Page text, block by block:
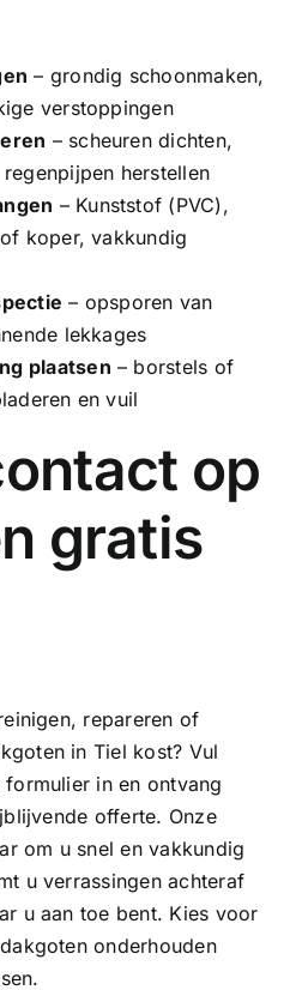
– grondig schoonmaken,
verstoppingen
– scheuren dichten,
herstellen
– Kunststof (PVC),
koper, vakkundig
– opsporen van
lekkages
plaatsen – borstels of
en vuil
op
gratis
repareren of
in Tiel kost? Vul
in en ontvang
offerte. Onze
om u snel en vakkundig
u verrassingen achteraf
u aan toe bent. Kies voor
onderhouden